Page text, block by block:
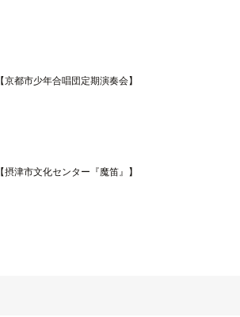
【京都市少年合唱団定期演奏会】
【摂津市文化センター『魔笛』】